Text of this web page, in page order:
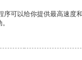
序可以给你提供最高速度